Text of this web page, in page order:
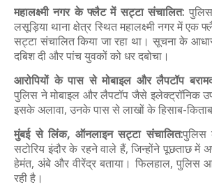
महालक्ष्मी नगर के फ्लैट में सट्टा संचालित:
लसूड़िया थाना क्षेत्र स्थित महालक्ष्मी नगर में एक
सट्टा संचालित किया जा रहा था। सूचना के
दबिश दी और पांच युवकों को धर दबोचा।
आरोपियों के पास से मोबाइल और लैपटॉप
पुलिस ने मोबाइल और लैपटॉप जैसे इलेक्ट्रॉनिक
इसके अलावा, उनके पास से लाखों के हिसाब-किताब
मुंबई से लिंक, ऑनलाइन सट्टा संचालित:पुलिस
सटोरिय इंदौर के रहने वाले हैं, जिन्होंने पूछताछ में
हेमंत, अंबे और वीरेंद्र बताया। फिलहाल, पुलिस
रही है।